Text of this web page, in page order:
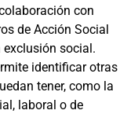
con
de Acción Social
exclusión social.
identificar otras
tener, como la
laboral o de